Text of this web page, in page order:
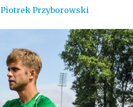
Piotrek Przyborowski